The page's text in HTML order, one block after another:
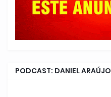
PODCAST: DANIEL ARAÚJO